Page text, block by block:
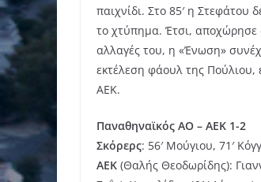
παιχνίδι. Στο 85′ η
το χτύπημα. Έτσι, αποχώρησε
αλλαγές του, η «Ένωση»
εκτέλεση φάουλ της
ΑΕΚ.
Παναθηναϊκός ΑΟ – ΑΕΚ 1-2
Σκόρερς: 56′ Μούγιου, 71′
ΑΕΚ (Θαλής Θεοδωρίδης):